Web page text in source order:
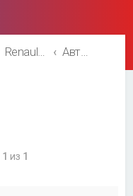
Renault Fluence Автозвук
1 из 1